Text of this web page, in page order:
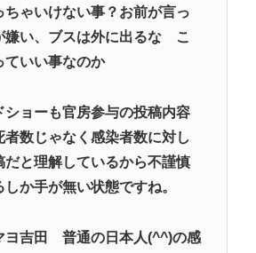
ゃいけない事？お前が言っ
嫌い、ブスは外に出るな こ
ていい事なのか
ショーも官房参与の投稿内容
者数じゃなく感染者数に対し
だと理解しているから不謹慎
か手が無い状態ですね。
ヨ吉田 普通の日本人(^^)の感